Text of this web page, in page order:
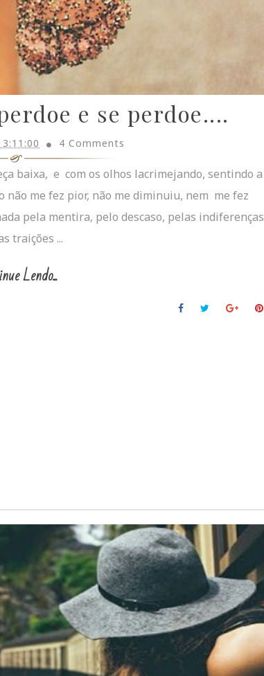
e se perdoe....
4 Comments
baixa, e com os olhos lacrimejando, sentindo a
não me fez pior, não me diminuiu, nem me fez
pela mentira, pelo descaso, pelas indiferenças
traições ...
Lendo...